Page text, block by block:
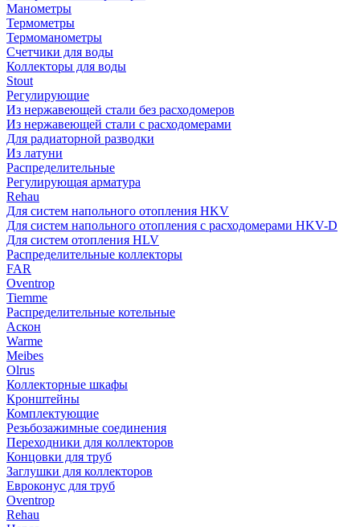
Манометры
Термометры
Термоманометры
Счетчики для воды
Коллекторы для воды
Stout
Регулирующие
Из нержавеющей стали без расходомеров
Из нержавеющей стали с расходомерами
Для радиаторной разводки
Из латуни
Распределительные
Регулирующая арматура
Rehau
Для систем напольного отопления HKV
Для систем напольного отопления с расходомерами HKV-D
Для систем отопления HLV
Распределительные коллекторы
FAR
Oventrop
Tiemme
Распределительные котельные
Аскон
Warme
Meibes
Olrus
Коллекторные шкафы
Кронштейны
Комплектующие
Резьбозажимные соединения
Переходники для коллекторов
Концовки для труб
Заглушки для коллекторов
Евроконус для труб
Oventrop
Rehau